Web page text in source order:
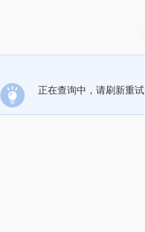
正在查询中，请刷新重试